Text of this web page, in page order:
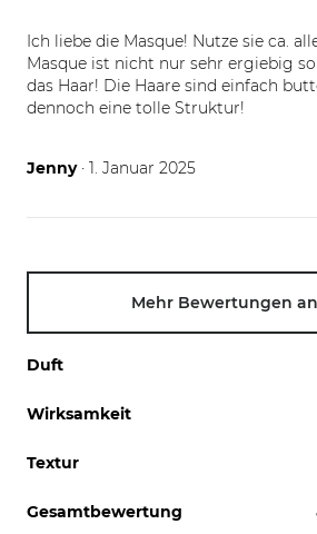
Ich liebe die Masque! Nutze sie ca.
Masque ist nicht nur sehr ergiebig
das Haar! Die Haare sind einfach
dennoch eine tolle Struktur!
Jenny 01.01.25
· 1. Januar 2025
Mehr Bewertungen
Duft
Wirksamkeit
Textur
Gesamtbewertung